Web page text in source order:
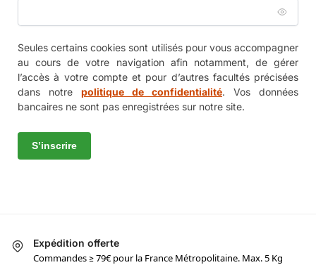
Seules certains cookies sont utilisés pour vous accompagner
au cours de votre navigation afin notamment, de gérer
l’accès à votre compte et pour d’autres facultés précisées
dans notre politique de confidentialité. Vos données
bancaires ne sont pas enregistrées sur notre site.
S’inscrire
Expédition offerte
Commandes ≥ 79€ pour la France Métropolitaine. Max. 5 Kg